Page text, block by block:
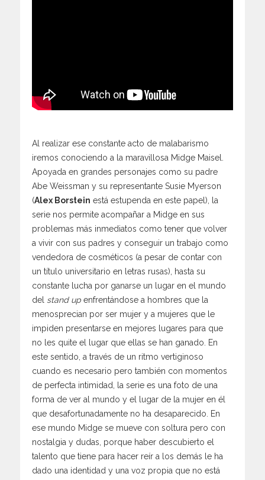
Al realizar ese constante acto de malabarismo
iremos conociendo a la maravillosa Midge Maisel.
Apoyada en grandes personajes como su padre
Abe Weissman y su representante Susie Myerson
(Alex Borstein está estupenda en este papel), la
serie nos permite acompañar a Midge en sus
problemas más inmediatos como tener que volver
a vivir con sus padres y conseguir un trabajo como
vendedora de cosméticos (a pesar de contar con
un título universitario en letras rusas), hasta su
constante lucha por ganarse un lugar en el mundo
del stand up enfrentándose a hombres que la
menosprecian por ser mujer y a mujeres que le
impiden presentarse en mejores lugares para que
no les quite el lugar que ellas se han ganado. En
este sentido, a través de un ritmo vertiginoso
cuando es necesario pero también con momentos
de perfecta intimidad, la serie es una foto de una
forma de ver al mundo y el lugar de la mujer en él
que desafortunadamente no ha desaparecido. En
ese mundo Midge se mueve con soltura pero con
nostalgia y dudas, porque haber descubierto el
talento que tiene para hacer reír a los demás le ha
dado una identidad y una voz propia que no está